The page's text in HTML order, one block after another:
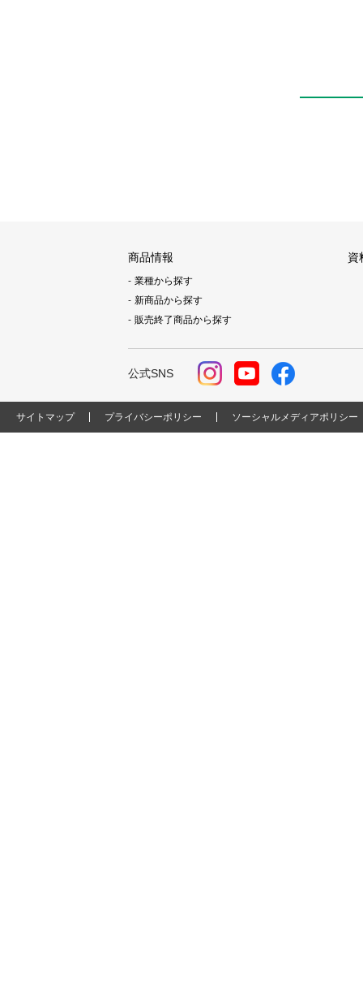
商品情報
業種から探す
新商品から探す
販売終了商品から探す
資
公式SNS
サイトマップ プライバシーポリシー ソーシャルメディアポリシー